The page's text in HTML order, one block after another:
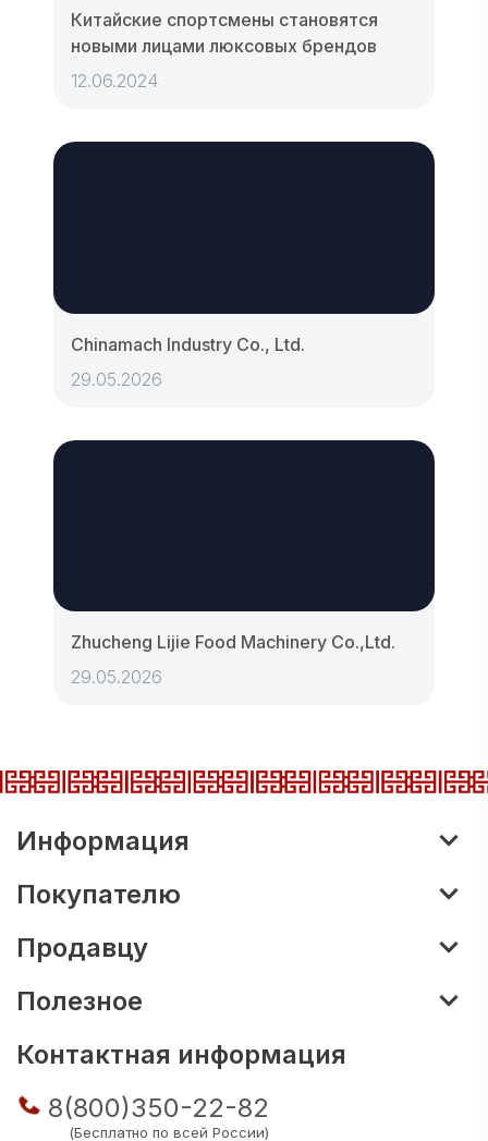
Китайские спортсмены становятся
новыми лицами люксовых брендов
12.06.2024
Chinamach Industry Co., Ltd.
29.05.2026
Zhucheng Lijie Food Machinery Co.,Ltd.
29.05.2026
Информация
Покупателю
Продавцу
Полезное
Контактная информация
8(800)350-22-82
(Бесплатно по всей России)